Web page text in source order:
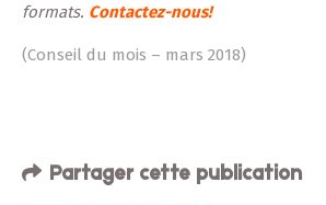
formats. Contactez-nous!
(Conseil du mois – mars 2018)
Partager cette publication